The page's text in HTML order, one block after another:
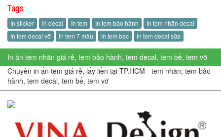
Tags
In sticker In decal In tem In tem bảo hành
In tem nhãn decal
In tem decal vỡ
In tem 7 màu In tem bạc In tem decal sữa
In ấn tem nhãn giá rẻ, tem bảo hành, tem decal, tem bể, tem vỡ
Chuyên in ấn tem giá rẻ, lấy liền tại TP.HCM - tem nhãn, tem bảo
hành, tem decal, tem bể, tem vỡ